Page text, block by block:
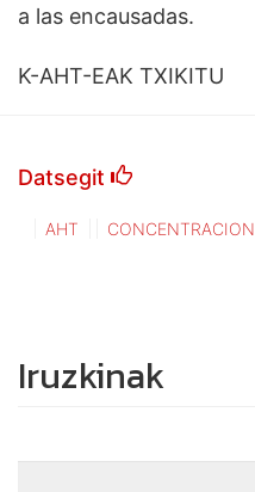
a las encausadas.
K-AHT-EAK TXIKITU
Datsegit
AHT CONCENTRACION
Iruzkinak